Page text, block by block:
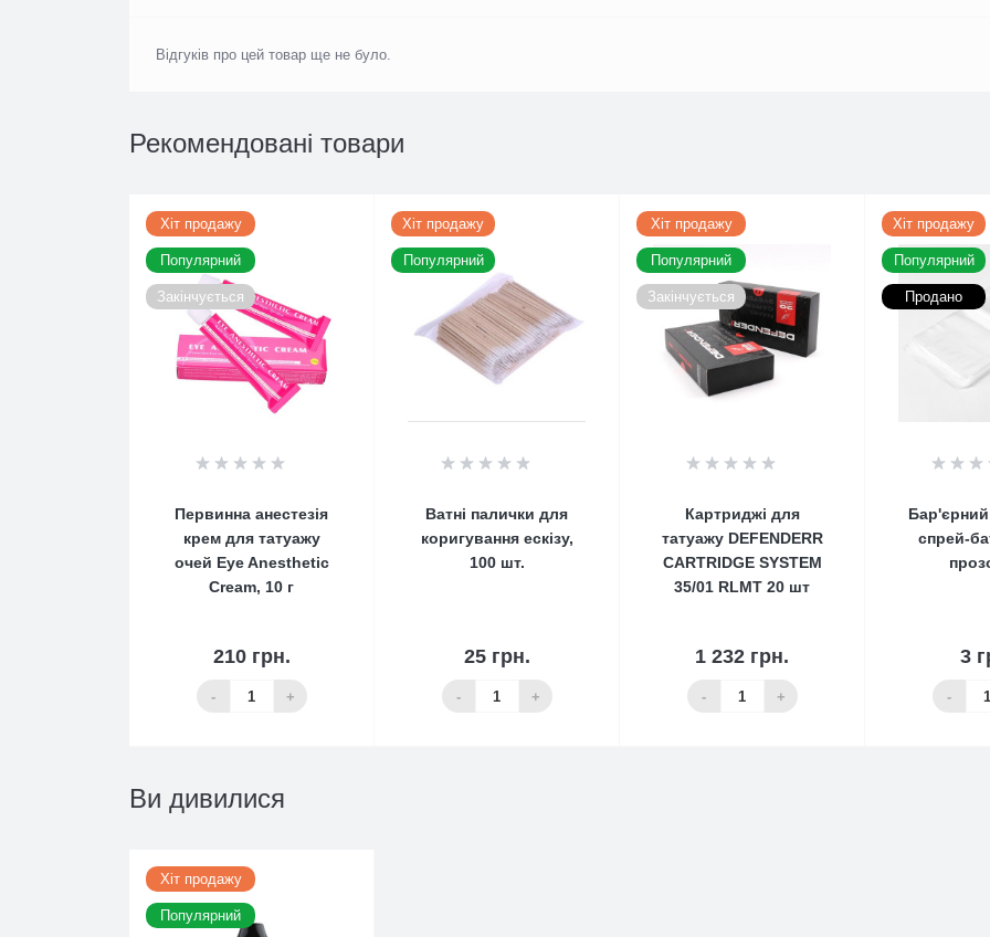
Відгуків про цей товар ще не було.
Рекомендовані товари
Хіт продажу
Популярний
Закінчується
Первинна анестезія
крем для татуажу
очей Eye Anesthetic
Cream, 10 г
210 грн.
- +
До кошика
Хіт продажу
Популярний
Ватні палички для
коригування ескізу,
100 шт.
25 грн.
- +
До кошика
Хіт продажу
Популярний
Закінчується
Картриджі для
татуажу DEFENDERR
CARTRIDGE SYSTEM
35/01 RLMT 20 шт
1 232 грн.
- +
До кошика
Хіт продажу
Популярний
Продано
Бар'єрний
спрей-
3
-Нет
Ви дивилися
Хіт продажу
Популярний